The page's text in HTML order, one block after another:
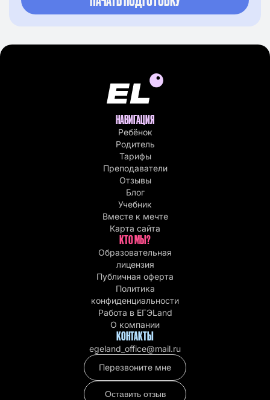
НАВИГАЦИЯ
Ребёнок
Родитель
Тарифы
Преподаватели
Отзывы
Блог
Учебник
Вместе к мечте
Карта сайта
КТО МЫ?
Образовательная
лицензия
Публичная оферта
Политика
конфиденциальности
Работа в EГЭLand
О компании
КОНТАКТЫ
egeland_office@mail.ru
Перезвоните мне
Оставить отзыв